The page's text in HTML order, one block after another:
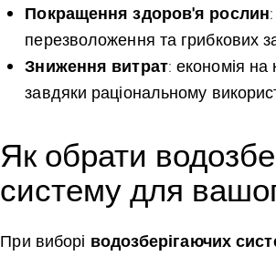
Покращення здоров’я рослин
перезволоження та грибкових
Зниження витрат: економія на
завдяки раціональному
Як обрати
систему для
При виборі водозберігаючих